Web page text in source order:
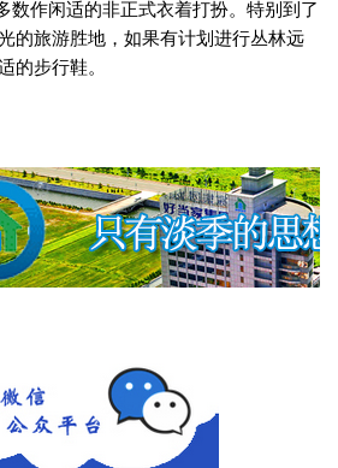
数作闲适的非正式衣着打扮。特别到了
的旅游胜地，如果有计划进行丛林远
的步行鞋。